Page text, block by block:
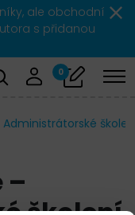
ale obchodní
s přidanou
0
Administrátorské
–